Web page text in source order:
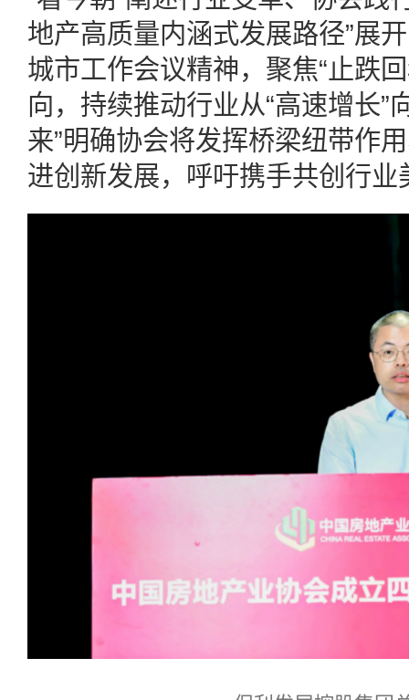
地产高质量内涵式发展路径”展
城市工作会议精神，聚焦“止跌
向，持续推动行业从“高速增长”
来”明确协会将发挥桥梁纽带作
进创新发展，呼吁携手共创行业